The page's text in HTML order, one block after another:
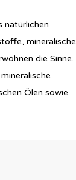
natürlichen
mineralische
die Sinne.
Ölen sowie